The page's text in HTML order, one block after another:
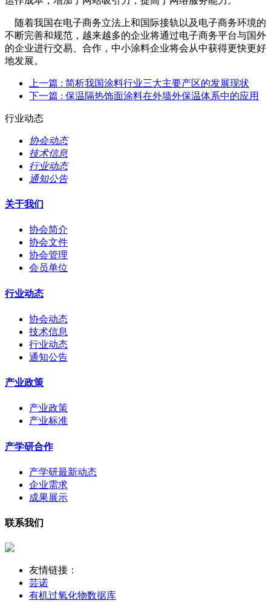
随着我国在电子商务立法上和国际接轨以及电子商务环境的
不断完善和规范，越来越多的企业将通过电子商务平台与国外
的企业进行交易、合作，中小涂料企业将会从中获得更快更好
地发展。
上一篇 : 简析我国涂料行业三大主要产区的发展现状
下一篇 : 保温隔热饰面涂料在外墙外保温体系中的应用
行业动态
协会动态
技术信息
行业动态
通知公告
关于我们
协会简介
协会文件
协会管理
会员单位
行业动态
协会动态
技术信息
行业动态
通知公告
产业政策
产业政策
产业标准
产学研合作
产学研最新动态
企业需求
成果展示
联系我们
友情链接：
芸诺
有机过氧化物数据库